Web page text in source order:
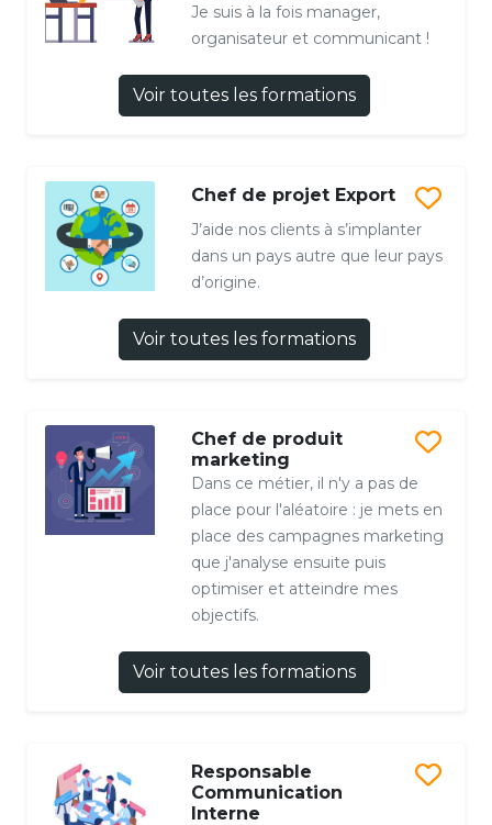
Je suis à la fois manager,
organisateur et communicant !
Voir toutes les formations
Chef de projet Export
J’aide nos clients à s’implanter
dans un pays autre que leur pays
d’origine.
Voir toutes les formations
Chef de produit
marketing
Dans ce métier, il n'y a pas de
place pour l'aléatoire : je mets en
place des campagnes marketing
que j'analyse ensuite puis
optimiser et atteindre mes
objectifs.
Voir toutes les formations
Responsable
Communication
Interne